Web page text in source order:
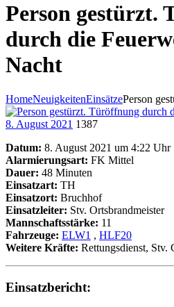
Person gestürzt.
durch die
Nacht
HomeNeuigkeitenEinsätzePerson
8. August 2021 1387
Datum: 8. August 2021 um 4:22 Uhr
Alarmierungsart: FK Mittel
Dauer: 48 Minuten
Einsatzart: TH
Einsatzort: Bruchhof
Einsatzleiter: Stv. Ortsbrandmeister
Mannschaftsstärke: 11
Fahrzeuge: ELW1 , HLF20
Weitere Kräfte: Rettungsdienst, Stv.
Einsatzbericht: